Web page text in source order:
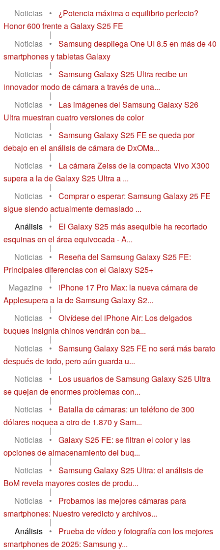
Noticias •
¿Potencia máxima o equilibrio perfecto?
Honor 600 frente a Galaxy S25 FE
|
Noticias
•
Samsung despliega One UI 8.5 en más de 40
smartphones y tabletas Galaxy
|
Noticias
•
Samsung Galaxy S25 Ultra recibe un
innovador modo de cámara a través de una...
|
Noticias
•
Las imágenes del Samsung Galaxy S26
Ultra muestran cuatro versiones de color
|
Noticias
•
Samsung Galaxy S25 FE se queda por
debajo en el análisis de cámara de DxOMa...
|
Noticias
•
La cámara Zeiss de la compacta Vivo X300
supera a la de Galaxy S25 Ultra a ...
|
Noticias
•
Comprar o esperar: Samsung Galaxy 25 FE
sigue siendo actualmente demasiado ...
|
Análisis
•
El Galaxy S25 más asequible ha recortado
esquinas en el área equivocada - A...
|
Noticias
•
Reseña del Samsung Galaxy S25 FE:
Principales diferencias con el Galaxy S25+
|
Magazine
•
iPhone 17 Pro Max: la nueva cámara de
Applesupera a la de Samsung Galaxy S2...
|
Noticias
•
Olvídese del iPhone Air: Los delgados
buques insignia chinos vendrán con ba...
|
Noticias
•
Samsung Galaxy S25 FE no será más barato
después de todo, pero aún guarda u...
|
Noticias
•
Los usuarios de Samsung Galaxy S25 Ultra
se quejan de enormes problemas con...
|
Noticias
•
Batalla de cámaras: un teléfono de 300
dólares noquea a otro de 1.870 y Sam...
|
Noticias
•
Galaxy S25 FE: se filtran el color y las
opciones de almacenamiento del buq...
|
Noticias
•
Samsung Galaxy S25 Ultra: el análisis de
BoM revela mayores costes de produ...
|
Noticias
•
Probamos las mejores cámaras para
smartphones: Nuestro veredicto y archivos...
|
Análisis
•
Prueba de vídeo y fotografía con los mejores
smartphones de 2025: Samsung y...